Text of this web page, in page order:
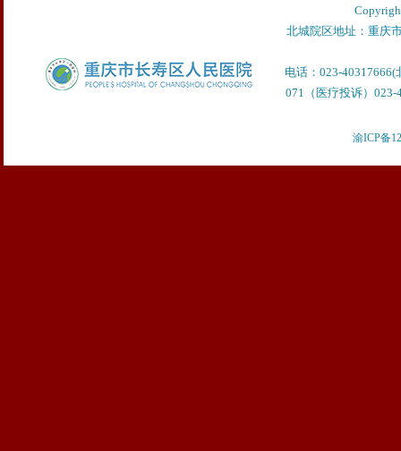
北城院区地址：重庆
电话：023-
071（医疗投诉）023-
渝ICP备